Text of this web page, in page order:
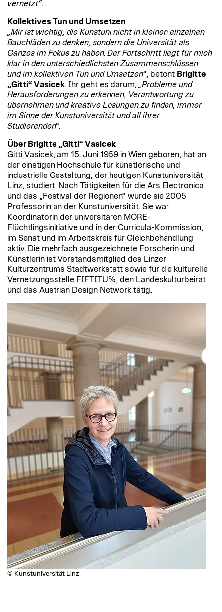
vernetzt“.
Kollektives Tun und Umsetzen
„Mir ist wichtig, die Kunstuni nicht in kleinen einzelnen
Bauchläden zu denken, sondern die Universität als
Ganzes im Fokus zu haben. Der Fortschritt liegt für mich
klar in den unterschiedlichsten Zusammenschlüssen
und im kollektiven Tun und Umsetzen“, betont Brigitte
„Gitti“ Vasicek. Ihr geht es darum, „Probleme und
Herausforderungen zu erkennen, Verantwortung zu
übernehmen und kreative Lösungen zu finden, immer
im Sinne der Kunstuniversität und all ihrer
Studierenden“.
Über Brigitte „Gitti“ Vasicek
Gitti Vasicek, am 15. Juni 1959 in Wien geboren, hat an
der einstigen Hochschule für künstlerische und
industrielle Gestaltung, der heutigen Kunstuniversität
Linz, studiert. Nach Tätigkeiten für die Ars Electronica
und das „Festival der Regionen“ wurde sie 2005
Professorin an der Kunstuniversität. Sie war
Koordinatorin der universitären MORE-
Flüchtlingsinitiative und in der Curricula-Kommission,
im Senat und im Arbeitskreis für Gleichbehandlung
aktiv. Die mehrfach ausgezeichnete Forscherin und
Künstlerin ist Vorstandsmitglied des Linzer
Kulturzentrums Stadtwerkstatt sowie für die kulturelle
Vernetzungsstelle FIFTITU%, den Landeskulturbeirat
und das Austrian Design Network tätig.
© Kunstuniversität Linz